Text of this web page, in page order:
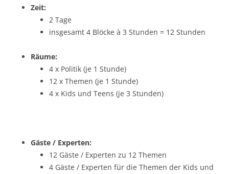
Zeit:
2 Tage
insgesamt 4 Blöcke à 3 Stunden = 12 Stunden
Räume:
4 x Politik (je 1 Stunde)
12 x Themen (je 1 Stunde)
4 x Kids und Teens (je 3 Stunden)
Gäste / Experten:
12 Gäste / Experten zu 12 Themen
4 Gäste / Experten für die Themen der Kids und